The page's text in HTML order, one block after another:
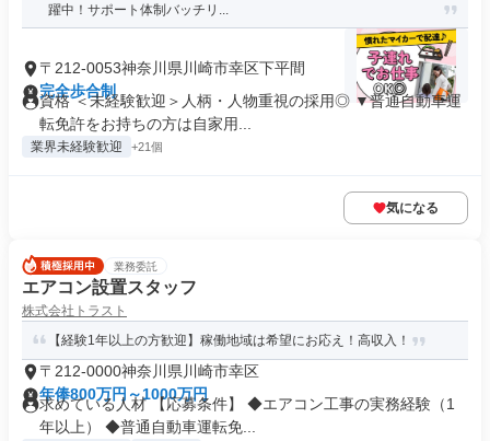
躍中！サポート体制バッチリ...
〒212-0053神奈川県川崎市幸区下平間
完全歩合制
資格 ＜未経験歓迎＞人柄・人物重視の採用◎ ▼普通自動車運
転免許をお持ちの方は自家用...
業界未経験歓迎 +21個
気になる
業務委託
エアコン設置スタッフ
株式会社トラスト
【経験1年以上の方歓迎】稼働地域は希望にお応え！高収入！
〒212-0000神奈川県川崎市幸区
年俸800万円～1000万円
求めている人材 【応募条件】 ◆エアコン工事の実務経験（1
年以上） ◆普通自動車運転免...